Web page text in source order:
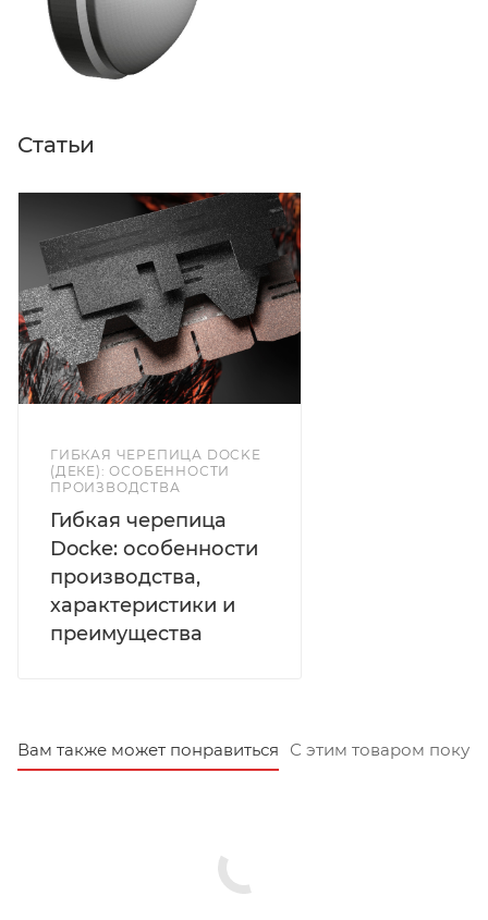
Статьи
ГИБКАЯ ЧЕРЕПИЦА DOCKE
(ДЕКЕ): ОСОБЕННОСТИ
ПРОИЗВОДСТВА
Гибкая черепица
Docke: особенности
производства,
характеристики и
преимущества
Вам также может понравиться С этим товаром